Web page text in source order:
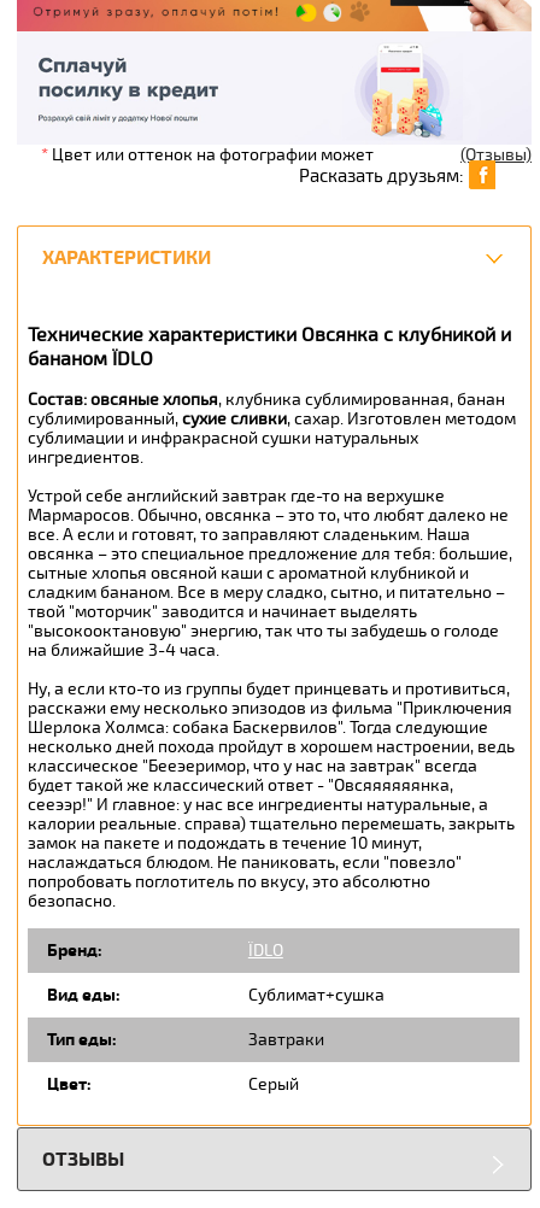
(Отзывы)
Расказать друзьям:
ХАРАКТЕРИСТИКИ
Технические характеристики Овсянка с клубникой и
бананом ЇDLO
Состав:овсяные хлопья, клубника сублимированная, банан
сублимированный,сухие сливки, сахар. Изготовлен методом
сублимации и инфракрасной сушки натуральных
ингредиентов.
Устрой себе английский завтрак где-то на верхушке
Мармаросов. Обычно, овсянка – это то, что любят далеко не
все. А если и готовят, то заправляют сладеньким. Наша
овсянка – это специальное предложение для тебя: большие,
сытные хлопья овсяной каши с ароматной клубникой и
сладким бананом. Все в меру сладко, сытно, и питательно –
твой "моторчик" заводится и начинает выделять
"высокооктановую" энергию, так что ты забудешь о голоде
на ближайшие 3-4 часа.
Ну, а если кто-то из группы будет принцевать и противиться,
расскажи ему несколько эпизодов из фильма "Приключения
Шерлока Холмса: собака Баскервилов". Тогда следующие
несколько дней похода пройдут в хорошем настроении, ведь
классическое "Бееэеримор, что у нас на завтрак" всегда
будет такой же классический ответ - "Овсяяяяяянка,
сееээр!" И главное: у нас все ингредиенты натуральные, а
калории реальные. справа) тщательно перемешать, закрыть
замок на пакете и подождать в течение 10 минут,
наслаждаться блюдом. Не паниковать, если "повезло"
попробовать поглотитель по вкусу, это абсолютно
безопасно.
Бренд: ЇDLO
Вид еды: Сублимат+сушка
Тип еды: Завтраки
Цвет: Серый
ОТЗЫВЫ
*Цвет или оттенок на фотографии может